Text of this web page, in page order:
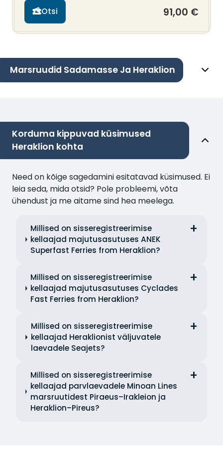
Otsi 91,00 €
Marsruudid Sadamasse Ja Heraklion
Korduma kippuvad küsimused
Heraklion kohta
Need on kõige sagedamini esitatavad küsimused. Ei
leia seda, mida otsid? Pole probleemi, võta
ühendust ja me aitame sind hea meelega.
Millised on sisseregistreerimise
kellaajad majutusasutuses ANEK
Superfast Ferries from Heraklion?
Millised on sisseregistreerimise
kellaajad majutusasutuses Cyclades
Fast Ferries from Heraklion?
Millised on sisseregistreerimise
kellaajad Heraklionist väljuvatele
laevadele Seajets?
Millised on sisseregistreerimise
kellaajad parvlaevadele Minoan Lines
marsruutidest Piraeus–Irakleion ja
Heraklion–Pireus?